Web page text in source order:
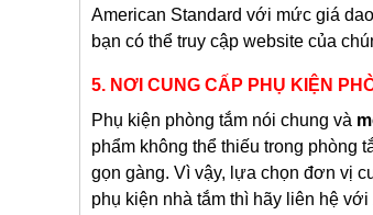
American Standard với mức giá
bạn có thể truy cập website của
5. NƠI CUNG CẤP PHỤ KIỆN
Phụ kiện phòng tắm nói chung và
phẩm không thể thiếu trong phòng
gọn gàng. Vì vậy, lựa chọn đơn vị
phụ kiện nhà tắm thì hãy liên hệ với